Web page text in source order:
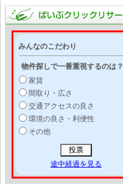
みんなのこだわり
物件探しで一番重視するのは？
家賃
間取り・広さ
交通アクセスの良さ
環境の良さ・利便性
その他
途中経過を見る